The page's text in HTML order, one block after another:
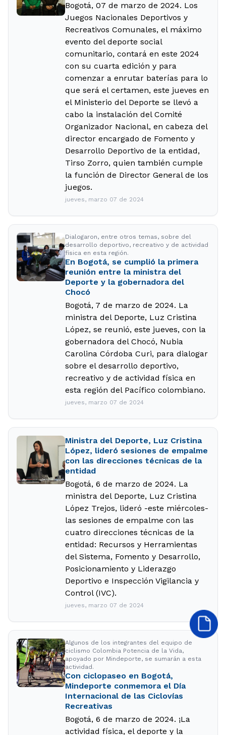
Bogotá, 07 de marzo de 2024. Los
Juegos Nacionales Deportivos y
Recreativos Comunales, el máximo
evento del deporte social
comunitario, contará en este 2024
con su cuarta edición y para
comenzar a enrutar baterías para lo
que será el certamen, este jueves en
el Ministerio del Deporte se llevó a
cabo la instalación del Comité
Organizador Nacional, en cabeza del
director encargado de Fomento y
Desarrollo Deportivo de la entidad,
Tirso Zorro, quien también cumple
la función de Director General de los
juegos.
jueves, marzo 07 de 2024
Dialogaron, entre otros temas, sobre del
desarrollo deportivo, recreativo y de actividad
física en esta región.
En Bogotá, se cumplió la primera
reunión entre la ministra del
Deporte y la gobernadora del
Chocó
Bogotá, 7 de marzo de 2024. La
ministra del Deporte, Luz Cristina
López, se reunió, este jueves, con la
gobernadora del Chocó, Nubia
Carolina Córdoba Curi, para dialogar
sobre el desarrollo deportivo,
recreativo y de actividad física en
esta región del Pacífico colombiano.
jueves, marzo 07 de 2024
Ministra del Deporte, Luz Cristina
López, lideró sesiones de empalme
con las direcciones técnicas de la
entidad
Bogotá, 6 de marzo de 2024. La
ministra del Deporte, Luz Cristina
López Trejos, lideró -este miércoles-
las sesiones de empalme con las
cuatro direcciones técnicas de la
entidad: Recursos y Herramientas
del Sistema, Fomento y Desarrollo,
Posicionamiento y Liderazgo
Deportivo e Inspección Vigilancia y
Control (IVC).
jueves, marzo 07 de 2024
Algunos de los integrantes del equipo de
ciclismo Colombia Potencia de la Vida,
apoyado por Mindeporte, se sumarán a esta
actividad.
Con ciclopaseo en Bogotá,
Mindeporte conmemora el Día
Internacional de las Ciclovías
Recreativas
Bogotá, 6 de marzo de 2024. ¡La
actividad física, el deporte y la